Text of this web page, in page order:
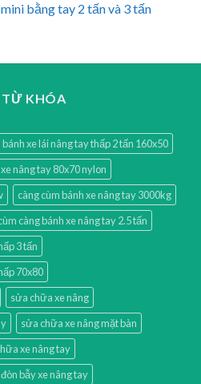
bằng tay 2 tấn và 3 tấn
KHÓA
bánh xe lái nâng tay thấp 2 tấn 160x50
nâng tay 80x70 nylon
càng cùm bánh xe nâng tay 3000kg
càng bánh xe nâng tay 2.5 tấn
3 tấn
70x80
sửa chữa xe nâng
sửa chữa xe nâng mặt bàn
xe nâng tay
bẫy xe nâng tay